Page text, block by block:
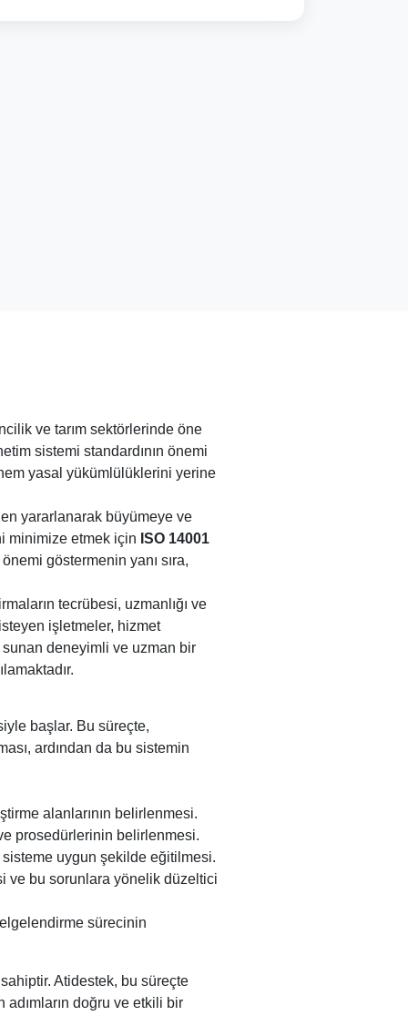
ve tarım sektörlerinde öne
sistemi standardının önemi
yasal yükümlülüklerini yerine
yararlanarak büyümeye ve
minimize etmek için ISO 14001
göstermenin yanı sıra,
tecrübesi, uzmanlığı ve
işletmeler, hizmet
deneyimli ve uzman bir
başlar. Bu süreçte,
ardından da bu sistemin
alanlarının belirlenmesi.
prosedürlerinin belirlenmesi.
uygun şekilde eğitilmesi.
ve bu sorunlara yönelik düzeltici
sürecinin
Atidestek, bu süreçte
doğru ve etkili bir